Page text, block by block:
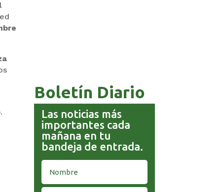
.
Boletín Diario
Las noticias más
importantes cada
mañana en tu
bandeja de entrada.